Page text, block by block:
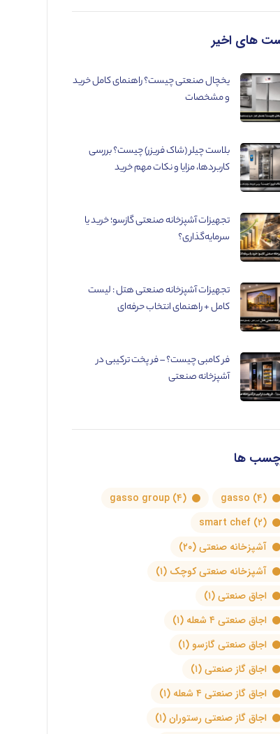
های اخیر
یخچال صنعتی چیست؟ راهنمای کامل خرید
و مشخصات
بلاست چیلر (شاک فریزر) چیست؟ بررسی
کاربردها، مزایا و نکات مهم خرید
تجهیزات آشپزخانه صنعتی گازسو؛ خرید یا
سرمایه‌گذاری؟
تجهیزات آشپزخانه صنعتی هتل : لیست
کامل + راهنمای انتخاب حرفه‌ای
فر کامبی چیست؟ – فر پخت ترکیبی در
آشپزخانه صنعتی
ها
gasso (۴) gasso group (۴)
smart chef (۲)
آشپزخانه صنعتی(۲۰)
آشپزخانه صنعتی کوچک (۱)
اجاق صنعتی(۱)
اجاق صنعتی ۴ شعله
(۱)
اجاق صنعتی گازسو (۱)
اجاق گاز صنعتی(۱)
اجاق گاز صنعتی ۴ شعله
(۱)
اجاق گاز صنعتی رستوران(۱)